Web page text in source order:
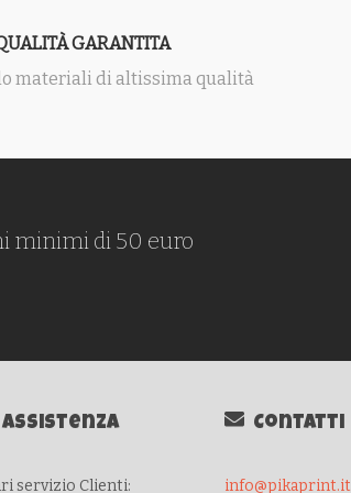
GARANTITA
materiali di altissima qualità
minimi di 50 euro
Assistenza
servizio Clienti:
Contatti
info@pikaprint.it